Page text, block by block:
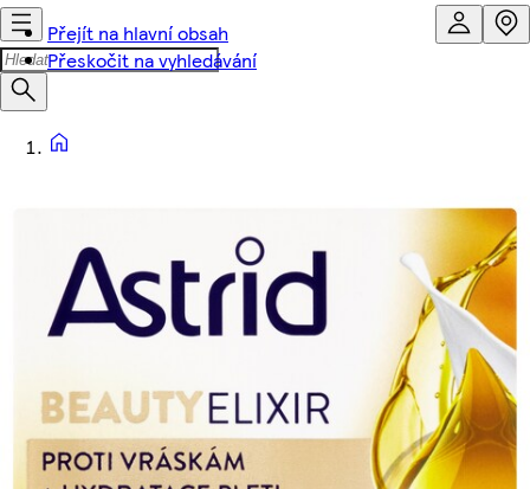
Přejít na hlavní obsah
Přeskočit na vyhledávání